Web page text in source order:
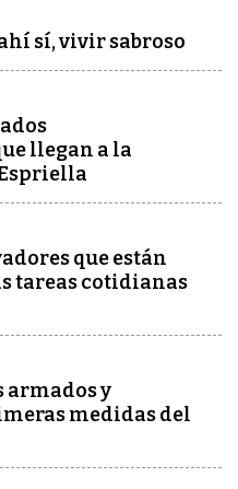
sí, vivir sabroso
llegan a la
que están
tareas cotidianas
armados y
medidas del